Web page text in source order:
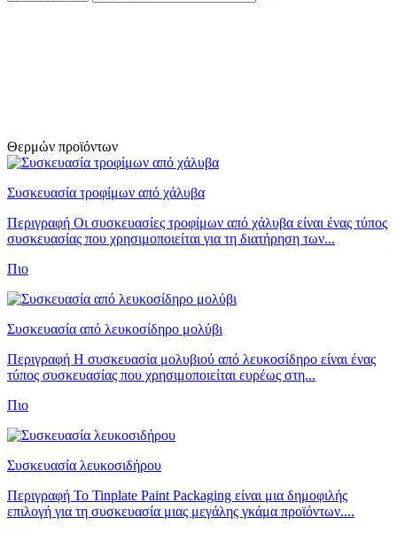
Θερμών προϊόντων
Συσκευασία τροφίμων από χάλυβα
Περιγραφή Οι συσκευασίες τροφίμων από χάλυβα είναι ένας τύπος
συσκευασίας που χρησιμοποιείται για τη διατήρηση των...
Πιο
Συσκευασία από λευκοσίδηρο μολύβι
Περιγραφή Η συσκευασία μολυβιού από λευκοσίδηρο είναι ένας
τύπος συσκευασίας που χρησιμοποιείται ευρέως στη...
Πιο
Συσκευασία λευκοσιδήρου
Περιγραφή Το Tinplate Paint Packaging είναι μια δημοφιλής
επιλογή για τη συσκευασία μιας μεγάλης γκάμα προϊόντων....